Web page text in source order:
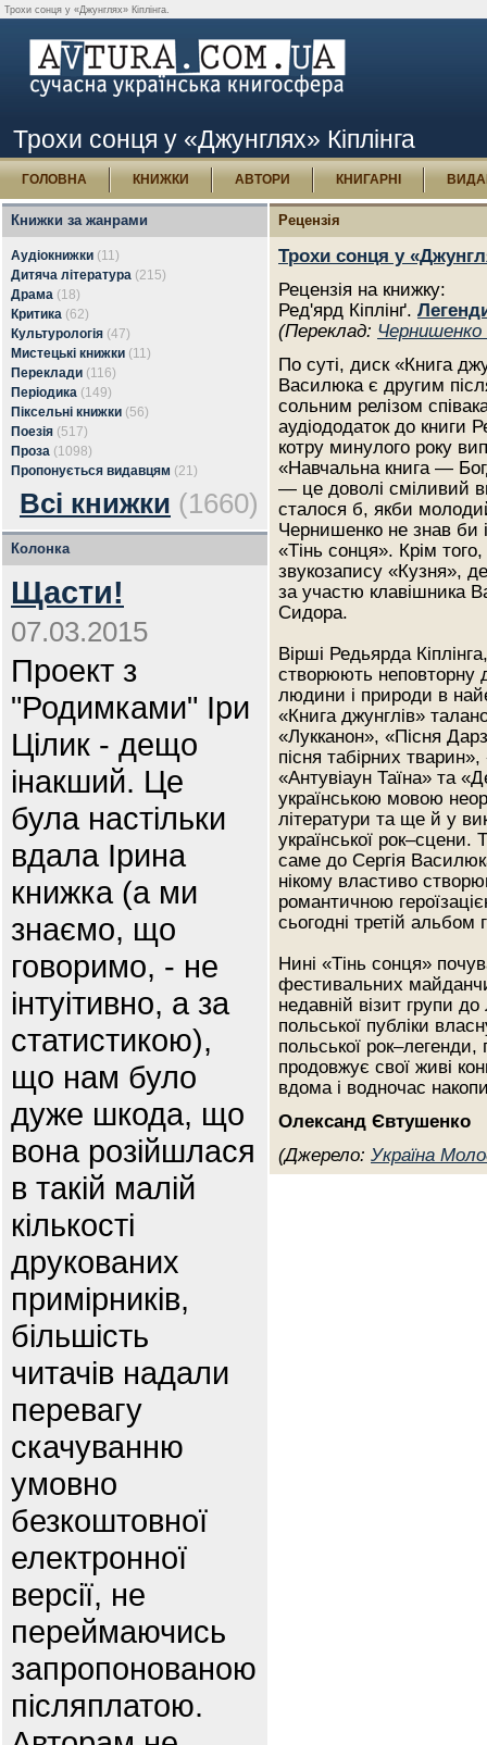
Трохи сонця у «Джунглях» Кіплінга.
Трохи сонця у «Джунглях» Кіплінга
ГОЛОВНА КНИЖКИ АВТОРИ КНИГАРНІ
Книжки за жанрами
Аудіокнижки (11)
Дитяча література (215)
Драма (18)
Критика (62)
Культурологія (47)
Мистецькі книжки (11)
Переклади (116)
Періодика (149)
Піксельні книжки (56)
Поезія (517)
Проза (1098)
Пропонується видавцям (21)
Всі книжки (1660)
Колонка
Щасти!
07.03.2015
Проект з
"Родимками" Іри
Цілик - дещо
інакший. Це
була настільки
вдала Ірина
книжка (а ми
знаємо, що
говоримо, - не
інтуітивно, а за
статистикою),
що нам було
дуже шкода, що
вона розійшлася
в такій малій
кількості
друкованих
примірників,
більшість
читачів надали
перевагу
скачуванню
умовно
безкоштовної
електронної
версії, не
переймаючись
запропонованою
післяплатою.
Рецензія
Трохи сонця у
Рецензія на книжку:
Ред'ярд Кіплінґ.
(Переклад:
По суті, диск «Книга
Василюка є другим
сольним релізом
аудіододаток до книги
котру минулого року
«Навчальна книга —
— це доволі сміливий
сталося б, якби
Чернишенко не знав би і
«Тінь сонця». Крім
звукозапису «Кузня»,
за участю клавішника
Сидора.
Вірші Редьярда
створюють неповторну
людини і природи в
«Книга джунглів»
«Лукканон», «Пісня
пісня табірних
«Антувіаун Таїна» та
українською мовою
літератури та ще й у
української
саме до Сергія
нікому властиво
романтичною
сьогодні третій
Нині «Тінь сонця»
фестивальних
недавній візит групи
польської публіки
польської
продовжує свої живі
вдома і водночас
Олександ Євтушенко
(Джерело: Україна